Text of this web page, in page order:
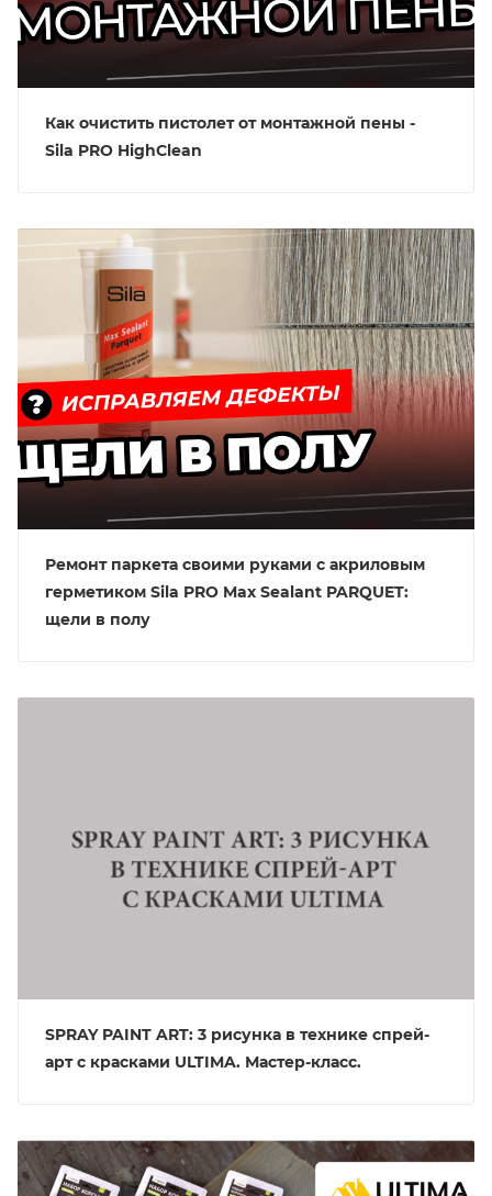
Как очистить пистолет от монтажной пены -
Sila PRO HighClean
Ремонт паркета своими руками с акриловым
герметиком Sila PRO Max Sealant PARQUET:
щели в полу
SPRAY PAINT ART: 3 рисунка в технике спрей-
арт с красками ULTIMA. Мастер-класс.